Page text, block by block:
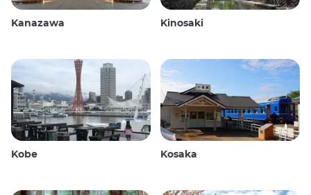
Kanazawa Kinosaki
Kobe Kosaka